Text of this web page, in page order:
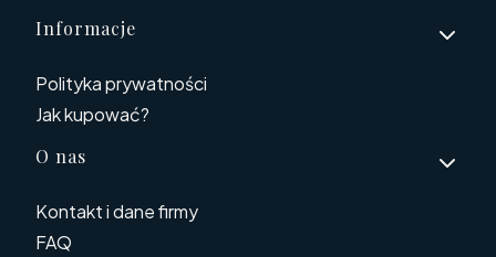
Informacje
Polityka prywatności
Jak kupować?
O nas
Kontakt i dane firmy
FAQ